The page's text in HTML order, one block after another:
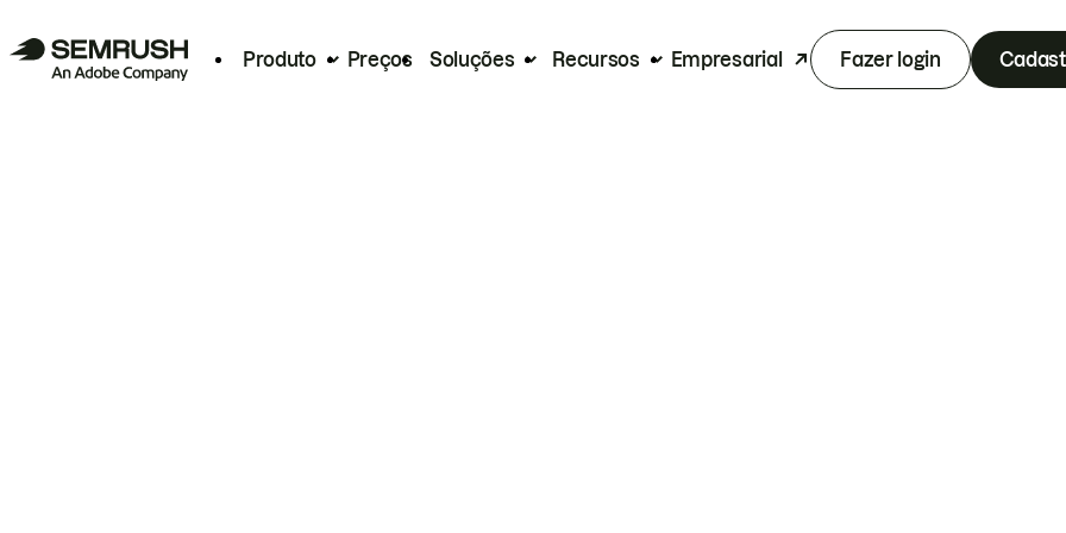
Produto Preços Soluções Recursos Empresarial Fazer login